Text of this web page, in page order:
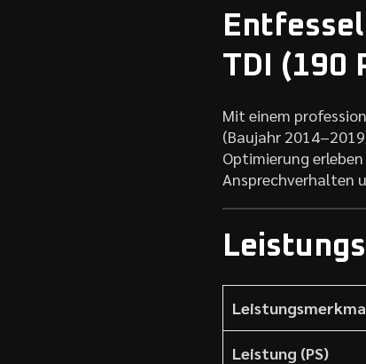
TDI (190
Mit einem
(Baujahr
Optimierung
Ansprechverhalten
Leistung (PS)